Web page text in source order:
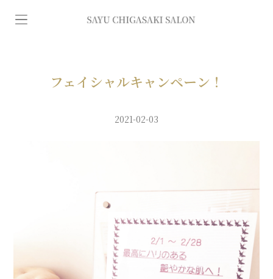
イ
デ
専
フェイシャルキャンペーン！
2021-02-03